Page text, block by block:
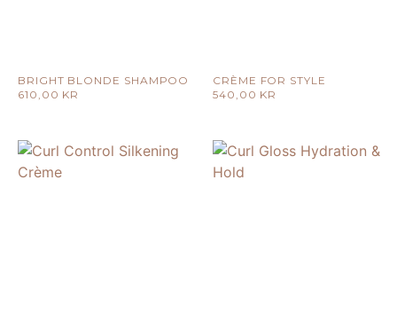
BRIGHT BLONDE SHAMPOO
610,00 KR
CRÈME FOR STYLE
540,00 KR